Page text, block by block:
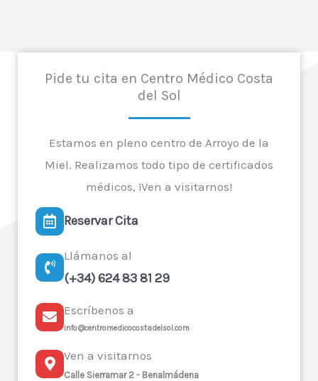
Pide tu cita en Centro Médico Costa
del Sol
Estamos en pleno centro de Arroyo de la
Miel. Realizamos todo tipo de certificados
médicos, ¡Ven a visitarnos!
Reservar Cita
Llámanos al
(+34) 624 83 81 29
Escríbenos a
info@centromedicocostadelsol.com
Ven a visitarnos
Calle Sierramar 2 - Benalmádena